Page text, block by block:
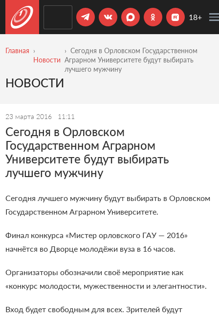
18+
Главная
Новости
Сегодня в Орловском Государственном
Аграрном Университете будут выбирать
лучшего мужчину
НОВОСТИ
23 марта 2016 11:11
Сегодня в Орловском
Государственном Аграрном
Университете будут выбирать
лучшего мужчину
Сегодня лучшего мужчину будут выбирать в Орловском
Государственном Аграрном Университете.
Финал конкурса «Мистер орловского ГАУ — 2016»
начнётся во Дворце молодёжи вуза в 16 часов.
Организаторы обозначили своё мероприятие как
«конкурс молодости, мужественности и элегантности».
Вход будет свободным для всех. Зрителей будут